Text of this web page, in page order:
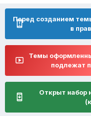
Перед созданием
в
Темы
подлежат
Открыт набор